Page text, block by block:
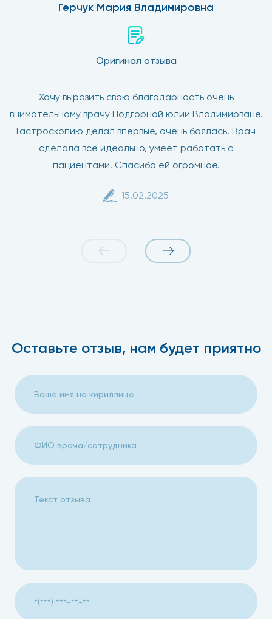
Герчук Мария Владимировна
Оригинал отзыва
Хочу выразить свою благодарность очень
внимательному врачу Подгорной юлии Владимирване.
Гастроскопию делал впервые, очень боялась. Врач
сделала все идеально, умеет работать с
пациентами. Спасибо ей огромное.
15.02.2025
Оставьте отзыв, нам будет приятно